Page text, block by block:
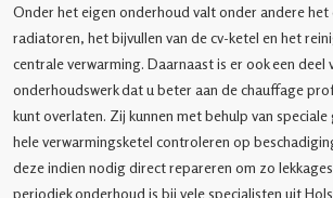
Onder het eigen onderhoud valt onder andere het
radiatoren, het bijvullen van de cv-ketel en het
centrale verwarming. Daarnaast is er ook een deel
onderhoudswerk dat u beter aan de chauffage
kunt overlaten. Zij kunnen met behulp van
hele verwarmingsketel controleren op
deze indien nodig direct repareren om zo
periodiek onderhoud is bij vele specialisten uit